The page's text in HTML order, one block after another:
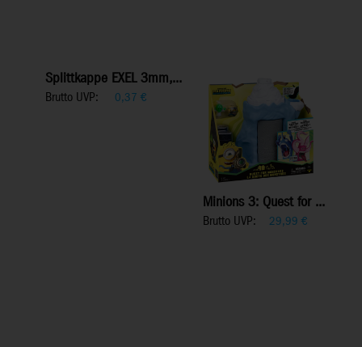
Splittkappe EXEL 3mm,...
Brutto UVP: 0,37 €
Minions 3: Quest for ...
Brutto UVP: 29,99 €